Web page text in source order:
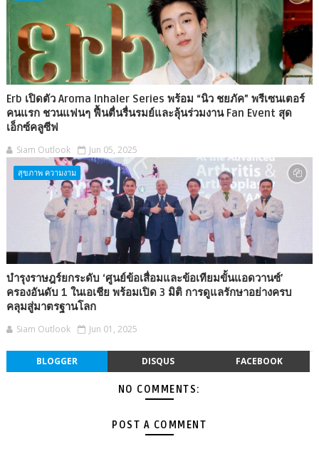
Erb เปิดตัว Aroma Inhaler Series พร้อม “นิว ชยภัค” พรีเซนเตอร์
คนแรก ชวนแฟนๆ ฟื้นตื่นรื่นรมย์และลุ้นร่วมงาน Fan Event สุด
เอ็กซ์คลูซีฟ
Siam Outlook Jun 05, 2025
สุขภาพ ความงาม
บำรุงราษฎร์ยกระดับ ‘ศูนย์ข้อเสื่อมและข้อเทียมขั้นแอดวานซ์’
ครองอันดับ 1 ในเอเชีย พร้อมเปิด 3 มิติ การดูแลรักษาอย่างครบ
คลุมสู่มาตรฐานโลก
Siam Outlook Jun 01, 2025
BLOGGER DISQUS FACEBOOK
NO COMMENTS:
POST A COMMENT